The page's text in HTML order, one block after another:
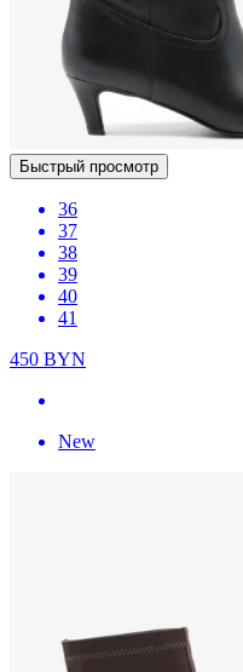
Быстрый просмотр
36
37
38
39
40
41
450 BYN
New